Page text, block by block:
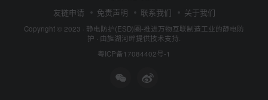
友链申请 免责声明 联系我们 关于我们
Copyright © 2023 · 静电防护(ESD)圈-推进万物互联制造工业的静电防
护 · 由旌湖河畔提供技术支持.
粤ICP备17084402号-1